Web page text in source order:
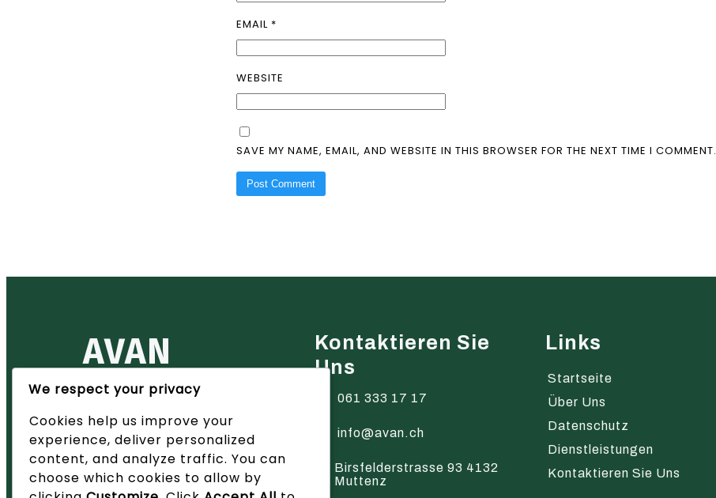
EMAIL *
WEBSITE
SAVE MY NAME, EMAIL, AND WEBSITE IN THIS BROWSER FOR THE NEXT TIME I COMMENT.
AVAN
Ihr zuverlässiger Partner für
– wir bieten innovative Lösungen
und hervorragenden Service.
Kontaktieren Sie
Uns
061 333 17 17
info@avan.ch
Birsfelderstrasse 93 4132
Muttenz
Links
Startseite
Über Uns
Datenschutz
Dienstleistungen
Kontaktieren Sie Uns
We respect your privacy
Cookies help us improve your
experience, deliver personalized
content, and analyze traffic. You can
choose which cookies to allow by